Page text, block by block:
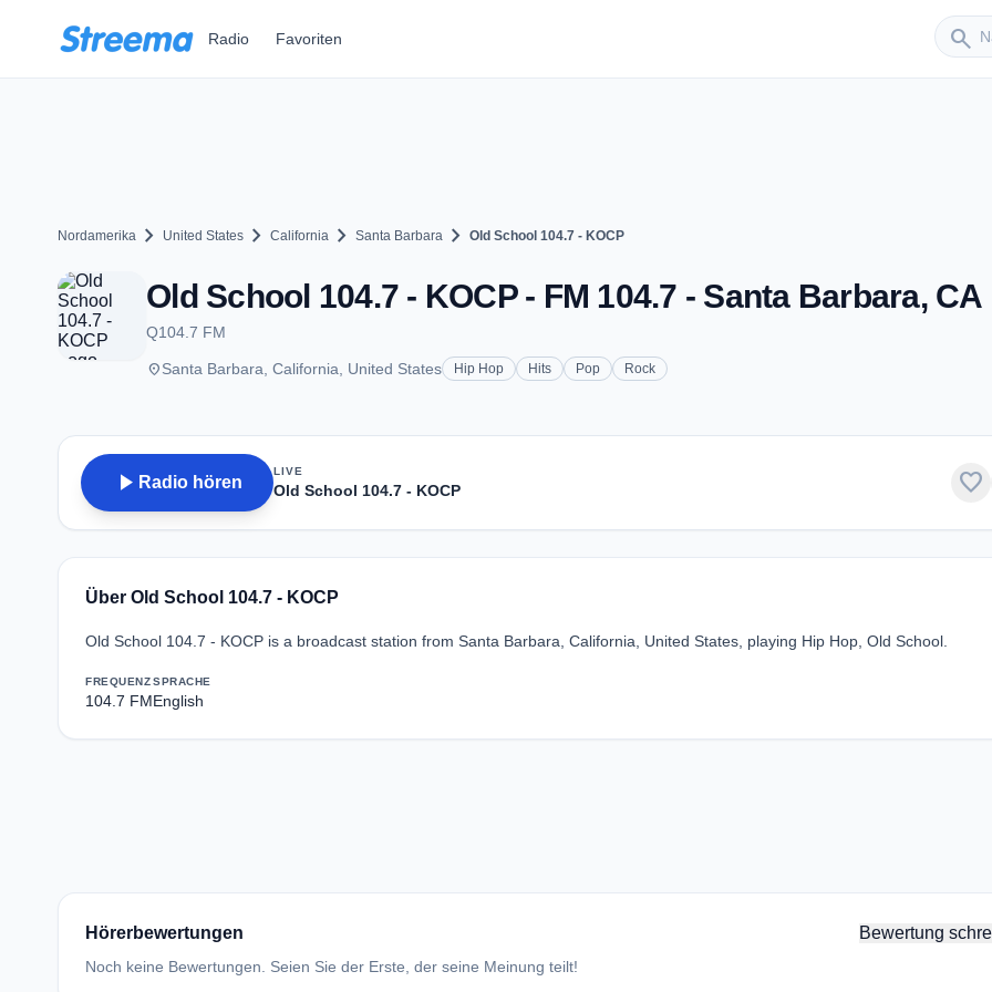
Radio Favoriten search
Nordamerika chevron_right United States chevron_right California chevron_right Santa Barbara chevron_right Old School 104.7 - KOCP
Old School 104.7 - KOCP - FM 104.7 - Santa Barbara, CA
Q104.7 FM
placeSanta Barbara, California, United States Hip Hop Hits Pop Rock
play_arrow Radio hören
LIVE
Old School 104.7 - KOCP favorite
Über Old School 104.7 - KOCP
Old School 104.7 - KOCP is a broadcast station from Santa Barbara, California, United States, playing Hip Hop, Old School.
FREQUENZ
104.7 FM
SPRACHE
English
Hörerbewertungen Bewertung
Noch keine Bewertungen. Seien Sie der Erste, der seine Meinung teilt!